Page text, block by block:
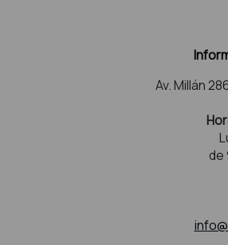
Av. Millán
de